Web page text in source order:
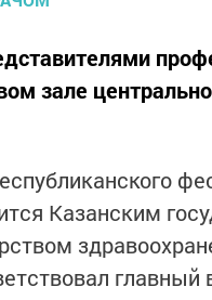
зале
Казанским